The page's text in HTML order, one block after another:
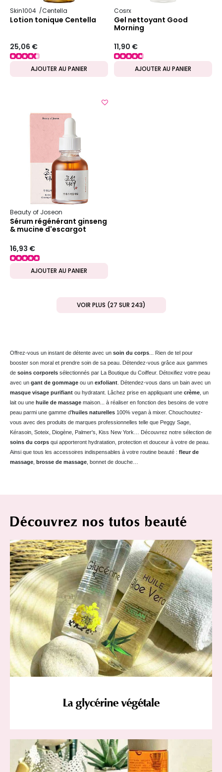
Skin1004 Centella
Lotion tonique Centella
25,06 €
AJOUTER AU PANIER
Cosrx
Gel nettoyant Good
Morning
11,90 €
AJOUTER AU PANIER
Beauty of Joseon
Sérum régénérant ginseng
& mucine d'escargot
16,93 €
AJOUTER AU PANIER
VOIR PLUS (27 SUR 243)
Offrez-vous un instant de détente avec un soin du corps ... Rien de tel pour
booster son moral et prendre soin de sa peau. Détendez-vous grâce aux gammes
de soins corporels sélectionnés par La Boutique du Coiffeur. Détoxifiez votre peau
avec un gant de gommage ou un exfoliant . Détendez-vous dans un bain avec un
masque visage purifiant ou hydratant. Lâchez prise en appliquant une crème , un
lait ou une huile de massage maison... à réaliser en fonction des besoins de votre
peau parmi une gamme d'huiles naturelles 100% vegan à mixer. Chouchoutez-
vous avec des produits de marques professionnelles telle que Peggy Sage,
Kérasoin, Soteix, Diogène, Palmer's, Kiss New York… Découvrez notre sélection de
soins du corps qui apporteront hydratation, protection et douceur à votre de peau.
Ainsi que tous les accessoires indispensables à votre routine beauté : fleur de
massage brosse de massage , bonnet de douche…
Découvrez nos tutos beauté
La glycérine végétale